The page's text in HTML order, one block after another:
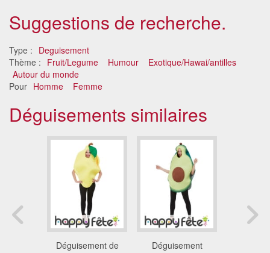
Suggestions de recherche.
Type : Deguisement
Thème : Fruit/Legume Humour
Exotique/Hawai/antilles
Autour du monde
Pour Homme Femme
Déguisements similaires
Déguisement de
Déguisement